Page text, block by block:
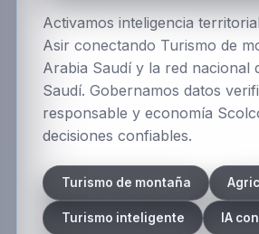
Activamos inteligencia
Asir conectando Turismo de
Arabia Saudí y la red nacional
Saudí. Gobernamos datos
responsable y economía
decisiones confiables.
Turismo de montaña
Turismo inteligente IA